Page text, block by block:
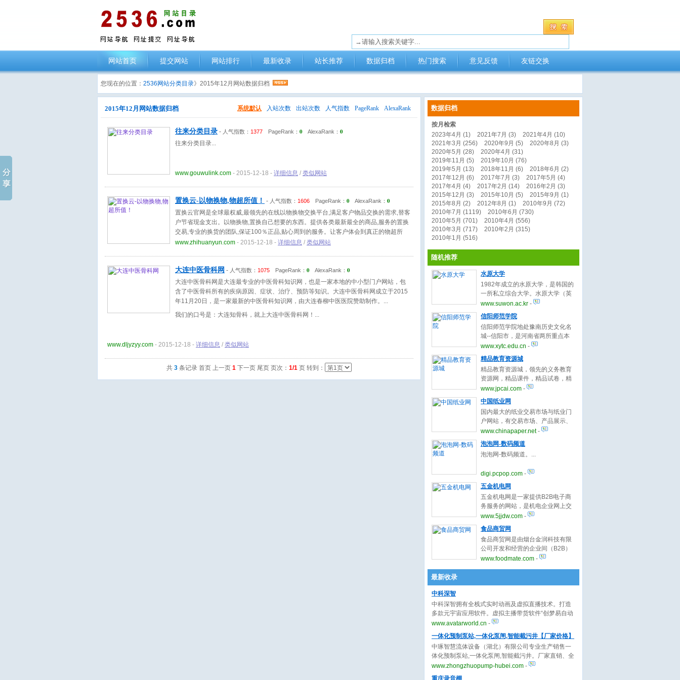
网站首页 提交网站 网站排行 最新收录 站长推荐 数据归档 热门搜索 意见反馈 友链交换
您现在的位置： 2536网站分类目录》2015年12月网站数据归档
系统默认 入站次数 出站次数 人气指数 PageRank AlexaRank
2015年12月网站数据归档
往来分类目录 - 人气指数： 1377 PageRank： 0 AlexaRank： 0
往来分类目录
www.gouwulink.com - 2015-12-18 - 详细信息 / 类似网站
置换云-以物换物,物超所值！ - 人气指数： 1606 PageRank： 0 AlexaRank： 0
置换云官网是全球最权威,最领先的在线以物换物交换平台,满足客户物品交换的需求,替客
户节省现金支出。以物换物,置换自己想要的东西。提供各类最新最全的商品,服务的置换
交易,专业的换货的团队,保证100％正品,贴心周到的服务。让客户体会到真正的物超所
值。最新最全的商品信息,让您轻松拥有最有效的置换过程,轻松做大生意。
www.zhihuanyun.com - 2015-12-18 - 详细信息 / 类似网站
大连中医骨科网 - 人气指数： 1075 PageRank： 0 AlexaRank： 0
大连中医骨科网是大连最专业的中医骨科知识网，也是一家本地的中小型门户网站，包
含了中医骨科所有的疾病原因、症状、治疗、预防等知识。大连中医骨科网成立于2015
年11月20日，是一家最新的中医骨科知识网，由大连春柳中医医院赞助制作。
我们的口号是：大连知骨科，就上大连中医骨科网！
www.dljyzyy.com - 2015-12-18 - 详细信息 / 类似网站
共 3 条记录 首页 上一页 1 下一页 尾页 页次： 1/1 页 转到：
数据归档
按月检索
2023年4月 (1)
2021年7月 (3)
2021年4月 (10)
2021年3月 (256)
2020年9月 (5)
2020年8月 (3)
2020年5月 (28)
2020年4月 (31)
2019年11月 (5)
2019年10月 (76)
2019年5月 (13)
2018年11月 (6)
2018年6月 (2)
2017年12月 (6)
2017年7月 (3)
2017年5月 (4)
2017年4月 (4)
2017年2月 (14)
2016年2月 (3)
2015年12月 (3)
2015年10月 (5)
2015年9月 (1)
2015年8月 (2)
2012年8月 (1)
2010年9月 (72)
2010年7月 (1119)
2010年6月 (730)
2010年5月 (701)
2010年4月 (556)
2010年3月 (717)
2010年2月 (315)
2010年1月 (516)
随机推荐
水原大学
1982年成立的水原大学，是韩国的
一所私立综合大学。水原大学（英
文名字：Suwon University，韩语
名字：수원대학교）中国国家教育
部认可学历的韩国大学。坐落于京
畿道首府：水原市，学校自1982年
创立以来，一直以“检素·正义·创
意”为校训，不但具备雄厚的师资力
量，并在诸多方面取得了巨大的成
就。
www.suwon.ac.kr -
信阳师范学院
信阳师范学院地处豫南历史文化名
城--信阳市，是河南省两所重点本
科师范院校之一，是全省唯一获
得“全国文明单位”称号的本科院
校，被原全国人大常委会副委员
长、著名社会活动家、教育家费孝
通先生誉为“教师之摇篮”。
www.xytc.edu.cn -
精品教育资源城
精品教育资源城，领先的义务教育
资源网，精品课件，精品试卷，精
品教案，新课标物理资源，新目标
英语，海岸线教课件，海岸线光
盘。
www.jpcai.com -
中国纸业网
国内最大的纸业交易市场与纸业门
户网站，有交易市场、产品展示、
公司大全、纸业网站、纸业展会、
纸业新闻、纸商通等特色栏目，为
您提供最好的网络交易与资讯服
务。
www.chinapaper.net-
泡泡网-数码频道
泡泡网-数码频道。
digi.pcpop.com -
五金机电网
五金机电网是一家提供B2B电子商
务服务的网站，是机电企业网上交
易的首选，提供最新供应，求购，
代理，合作，二手，招标，库存等
商机信息，通过行业专卖，行业资
讯，商务论坛，商人社区，人才求
职，企业招聘提供企业信息服
务。
www.5jjdw.com -
食品商贸网
食品商贸网是由烟台金润科技有限
公司开发和经营的企业间（B2B）
电子商务网站。食品商贸网以专业
提供独特的优势服务，是国内外企
贸易平台。
www.foodmate.com -
最新收录
中科深智
中科深智拥有全栈式实时动画及虚拟直播技术。打造
多款元宇宙应用软件。虚拟主播带货软件“创梦易自动
播”实现AI虚拟主播24小时卖货，AI动画视频制作软
件“创梦易自动画”AI自动生成精美的动画视频。虚拟人
客服解决方案“云小七”为品牌提供标准的PaaS/SaaS
解决方案。已为上千家客户提供极高性价比的虚拟人
解决方案。
www.avatarworld.cn -
一体化预制泵站,一体化泵闸,智能截污井【厂家价格】
中琢智慧流体设备（湖北）有限公司专业生产销售一
体化预制泵站,一体化泵闸,智能截污井。厂家直销、全
国现货供应、型号齐全、价格实惠、施工周期短、使
用寿命长，欢迎来电咨询。
www.zhongzhuopump-hubei.com -
重庆录音棚